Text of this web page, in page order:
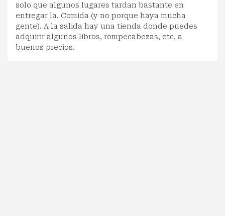
solo que algunos lugares tardan bastante en
entregar la. Comida (y no porque haya mucha
gente). A la salida hay una tienda donde puedes
adquirir algunos libros, rompecabezas, etc, a
buenos precios.